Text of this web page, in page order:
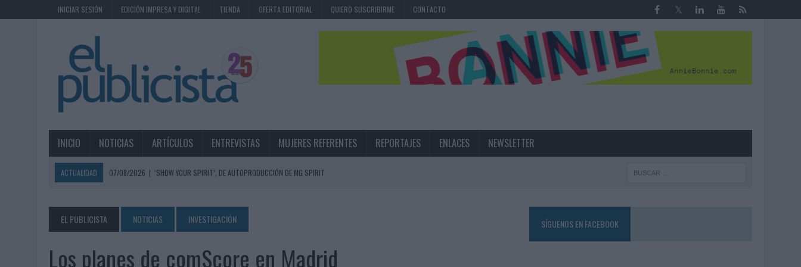
INICIAR SESIÓN EDICIÓN IMPRESA Y DIGITAL TIENDA OFERTA EDITORIAL QUIERO SUSCRIBIRME CONTACTO
INICIO NOTICIAS ARTÍCULOS ENTREVISTAS MUJERES REFERENTES REPORTAJES ENLACES NEWSLETTER
ACTUALIDAD 07/08/2026 | ‘SHOW YOUR SPIRIT’, DE AUTOPRODUCCIÓN DE MG SPIRIT
MAHOU REIVINDICA EL RITUAL DE LA CAÑA EN EL DÍA INTERNACIONAL DE LA CERVEZA
07/08/2026 | MG SPIRIT RELANZA SU MARCA CON UNA ESTRATEGIA 360º CENTRADA EN EL ORIGEN BARCELONÉS
07/08/2026
PATRÓN CONVIERTE EL NUEVO SINGLE DE ARÓN PIPER EN UNA EXPERIENCIA DE MARCA EN IBIZA
EL PUBLICISTA NOTICIAS INVESTIGACIÓN
Los planes de comScore en Madrid
SÍGUENOS EN FACEBOOK